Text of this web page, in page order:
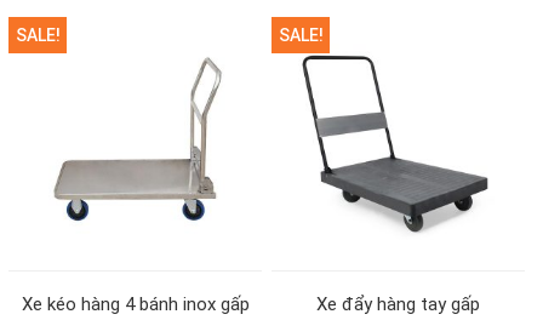
SALE!
Xe kéo hàng 4 bánh inox gấp
SALE!
Xe đẩy hàng tay gấp